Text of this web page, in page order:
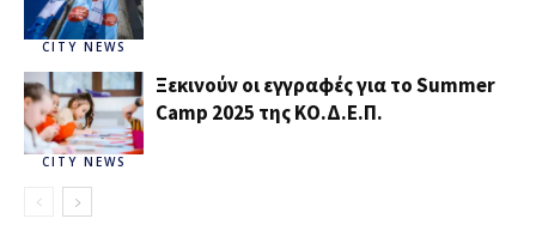
CITY NEWS
CITY NEWS
Ξεκινούν οι εγγραφές για το Summer
Camp 2025 της ΚΟ.Δ.Ε.Π.